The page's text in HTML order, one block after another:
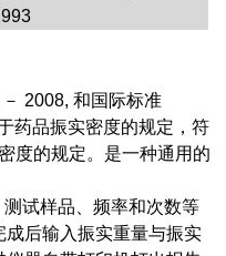
2008, 和国际标准
药品振实密度的规定，符
度的规定。是一种通用的
试样品、频率和次数等
后输入振实重量与振实